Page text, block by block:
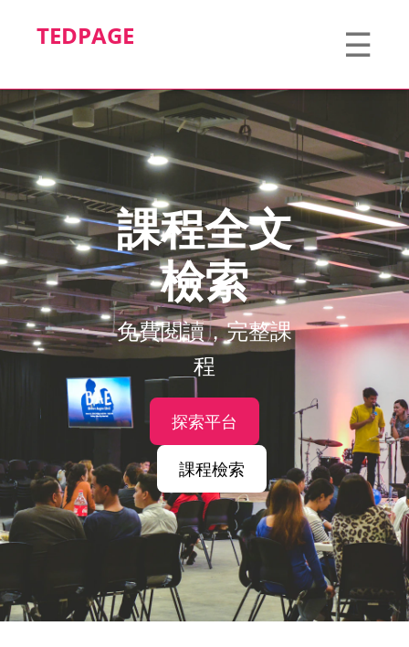
TEDPAGE ☰
課程全文
檢索
免費閱讀，完整課
程
探索平台
課程檢索